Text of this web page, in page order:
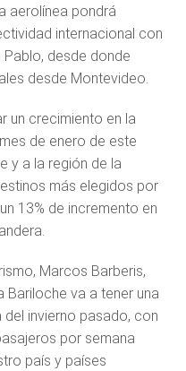
aerolínea pondrá
internacional con
desde donde
desde Montevideo.
un crecimiento en la
de enero de este
y a la región de la
más elegidos por
13% de incremento en
Marcos Barberis,
Bariloche va a tener una
invierno pasado, con
por semana
país y países